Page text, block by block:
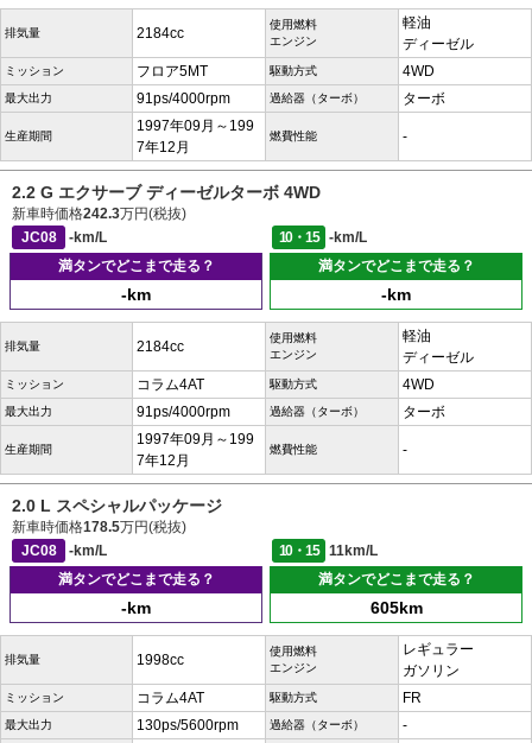
排気量 2184cc
使用燃料
エンジン
軽油
ディーゼル
ミッション フロア5MT 駆動方式 4WD
最大出力 91ps/4000rpm 過給器（ターボ） ターボ
生産期間
1997年09月～199
7年12月
燃費性能 -
2.2 G エクサーブ ディーゼルターボ 4WD
新車時価格242.3万円(税抜)
JC08
-km/L 10・15
-km/L
満タンでどこまで走る？
-km
満タンでどこまで走る？
-km
排気量 2184cc
使用燃料
エンジン
軽油
ディーゼル
ミッション コラム4AT 駆動方式 4WD
最大出力 91ps/4000rpm 過給器（ターボ） ターボ
生産期間
1997年09月～199
7年12月
燃費性能 -
2.0 L スペシャルパッケージ
新車時価格178.5万円(税抜)
JC08
-km/L 10・15
11km/L
満タンでどこまで走る？
-km
満タンでどこまで走る？
605km
排気量 1998cc
使用燃料
エンジン
レギュラー
ガソリン
ミッション コラム4AT 駆動方式 FR
最大出力 130ps/5600rpm 過給器（ターボ） -